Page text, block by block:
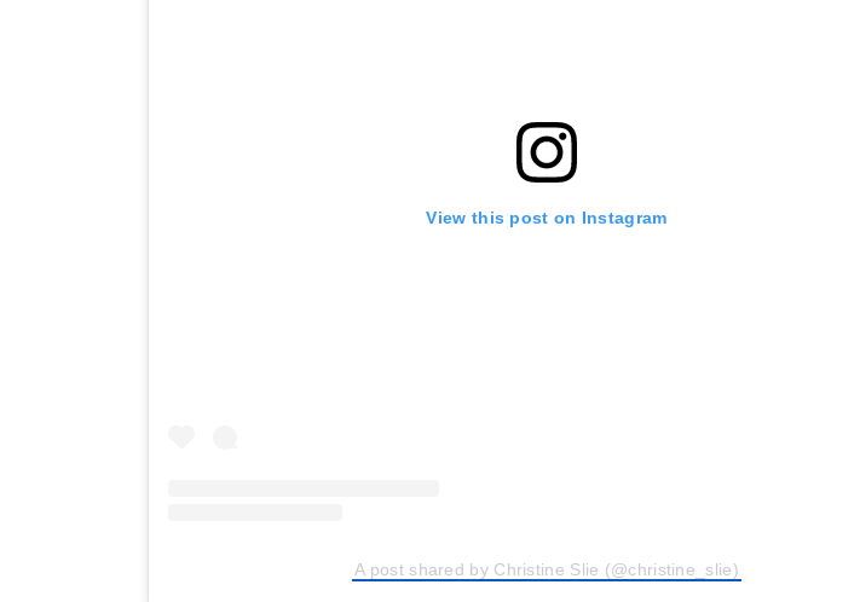
View this post on Instagram
A post shared by Christine Slie (@christine_slie)